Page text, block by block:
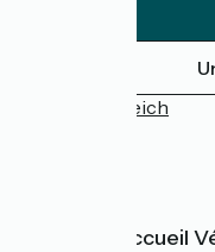
Pressebereich
Was ist Accueil